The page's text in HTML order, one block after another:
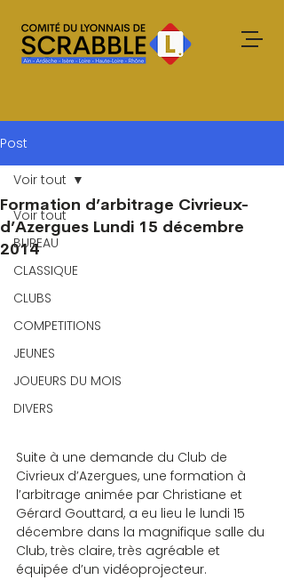
Post
Voir tout
BUREAU
CLASSIQUE
CLUBS
COMPETITIONS
JEUNES
JOUEURS DU MOIS
DIVERS
Voir tout
Formation d’arbitrage Civrieux-
d’Azergues Lundi 15 décembre
2014
Suite à une demande du Club de
Civrieux d’Azergues, une formation à
l’arbitrage animée par Christiane et
Gérard Gouttard, a eu lieu le lundi 15
décembre dans la magnifique salle du
Club, très claire, très agréable et
équipée d’un vidéoprojecteur.